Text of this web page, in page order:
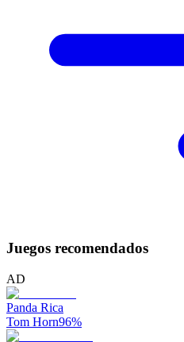
Juegos recomendados
AD
Panda Rica
Tom Horn96%